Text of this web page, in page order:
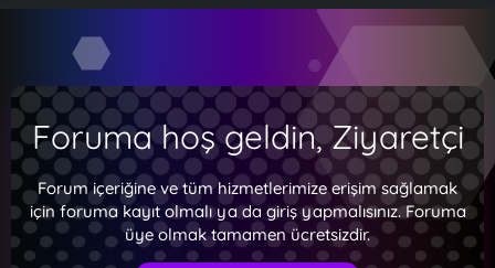
Foruma hoş geldin, Ziyaretçi
Forum içeriğine ve tüm hizmetlerimize erişim sağlamak
için foruma kayıt olmalı ya da giriş yapmalısınız. Foruma
üye olmak tamamen ücretsizdir.